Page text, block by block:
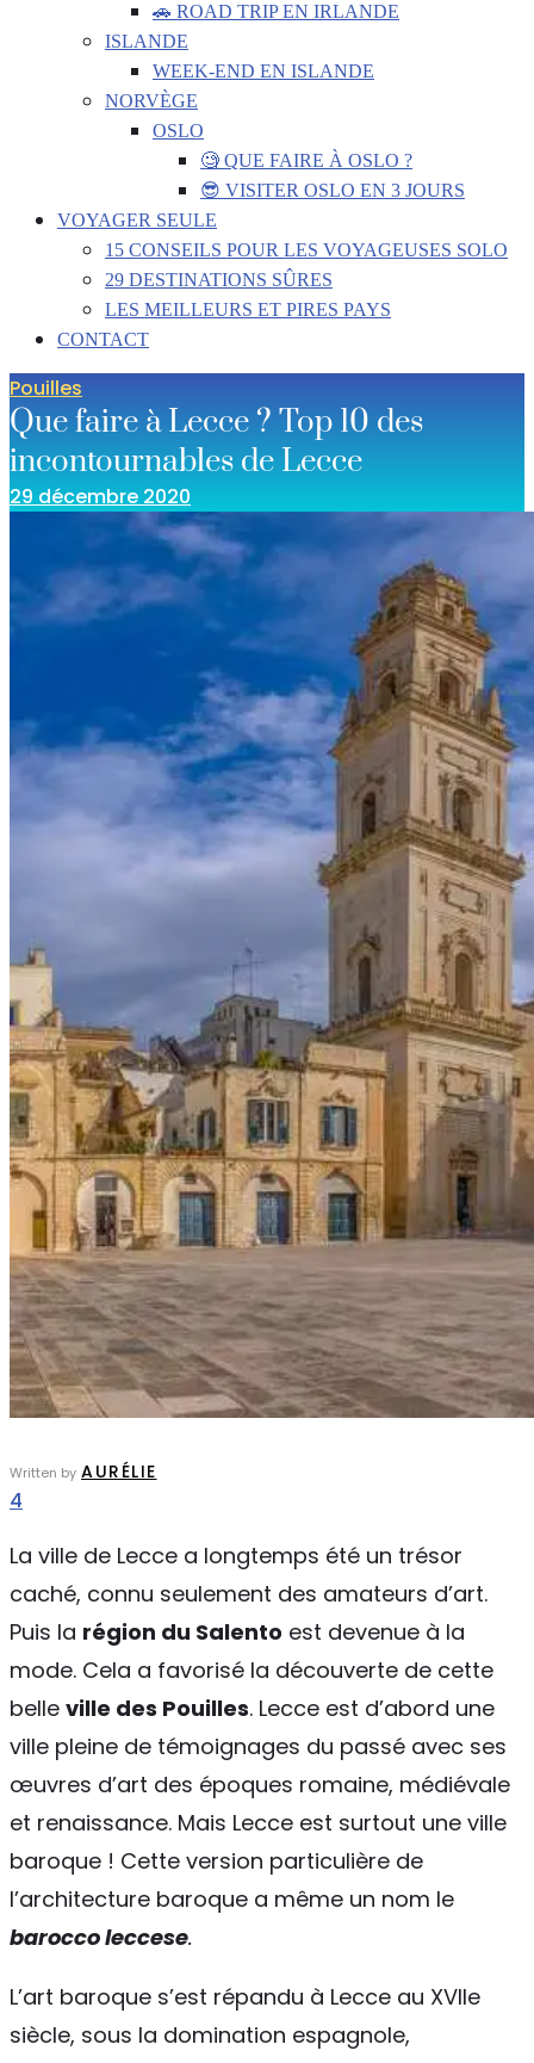
🚗 ROAD TRIP EN IRLANDE
ISLANDE
WEEK-END EN ISLANDE
NORVÈGE
OSLO
🧐 QUE FAIRE À OSLO ?
😎 VISITER OSLO EN 3 JOURS
VOYAGER SEULE
15 CONSEILS POUR LES VOYAGEUSES SOLO
29 DESTINATIONS SÛRES
LES MEILLEURS ET PIRES PAYS
CONTACT
Pouilles
Que faire à Lecce ? Top 10 des
incontournables de Lecce
29 décembre 2020
Written by AURÉLIE
4
La ville de Lecce a longtemps été un trésor
caché, connu seulement des amateurs d’art.
Puis la région du Salento est devenue à la
mode. Cela a favorisé la découverte de cette
belle ville des Pouilles. Lecce est d’abord une
ville pleine de témoignages du passé avec ses
œuvres d’art des époques romaine, médiévale
et renaissance. Mais Lecce est surtout une ville
baroque ! Cette version particulière de
l’architecture baroque a même un nom le
barocco leccese.
L’art baroque s’est répandu à Lecce au XVIIe
siècle, sous la domination espagnole,